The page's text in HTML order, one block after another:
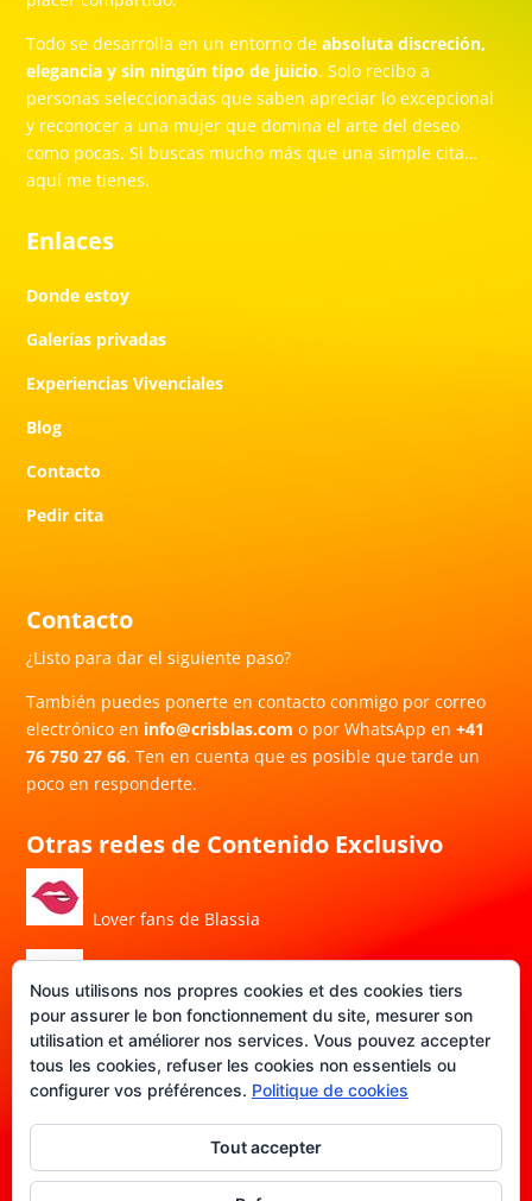
Todo se desarrolla en un entorno deabsoluta discreción,
elegancia y sin ningún tipo de juicio. Solo recibo a
personas seleccionadas que saben apreciar lo excepcional
y reconocer a una mujer que domina el arte del deseo
como pocas. Si buscas mucho más que una simple cita…
aquí me tienes.
Enlaces
Donde estoy
Galerías privadas
Experiencias Vivenciales
Blog
Contacto
Pedir cita
Contacto
¿Listo para dar el siguiente paso?
También puedes ponerte en contacto conmigo por correo
electrónico en info@crisblas.com o por WhatsApp en+41
76 750 27 66. Ten en cuenta que es posible que tarde un
poco en responderte.
Otras redes de Contenido Exclusivo
Lover fans de Blassia
Porn Hub de Blassia
DATE-FANS de Blassia
Política de privacidad|Aviso legal|Política de cookies|
Nous utilisons nos propres cookies et des cookies tiers
pour assurer le bon fonctionnement du site, mesurer son
utilisation et améliorer nos services. Vous pouvez accepter
tous les cookies, refuser les cookies non essentiels ou
configurer vos préférences. Politique de cookies
Tout accepter